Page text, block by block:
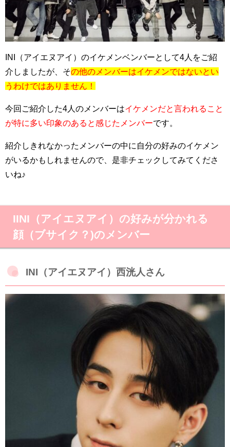
INI（アイエヌアイ）のイケメンベンバーとして4人をご紹
介しましたが、その他のメンバーはイケメンではないとい
うわけではありません！
今回ご紹介した4人のメンバーはイケメンだと言われること
が特に多い印象のあると感じたメンバーです。
紹介しきれなかったメンバーの中に自分の好みのイケメン
がいるかもしれませんので、是非チェックしてみてくださ
いね♪
IINI（アイエヌアイ）の好みが分かれる
顔（ブサイク？)のメンバー
INI（アイエヌアイ）西洸人さん